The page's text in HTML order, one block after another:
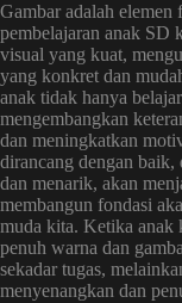
Gambar adalah elemen
pembelajaran anak SD
visual yang kuat,
yang konkret dan
anak tidak hanya
mengembangkan
dan meningkatkan
dirancang dengan
dan menarik, akan
membangun fondasi
muda kita. Ketika anak
penuh warna dan
sekadar tugas,
menyenangkan dan